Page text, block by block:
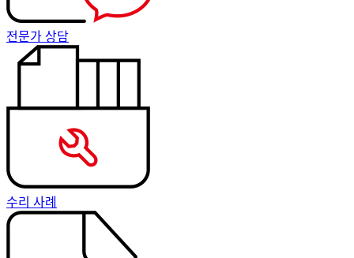
전문가 상담
수리 사례